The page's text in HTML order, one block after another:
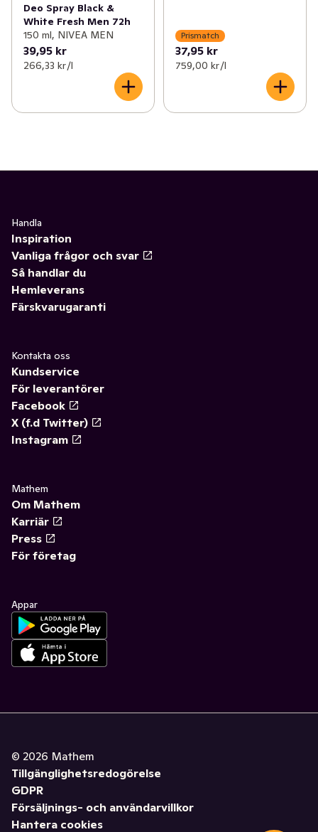
Deo Spray Black &
White Fresh Men 72h
150 ml, NIVEA MEN
39,95 kr
266,33 kr /l
Prismatch
37,95 kr
759,00 kr /l
Handla
Inspiration
Vanliga frågor och svar
Så handlar du
Hemleverans
Färskvarugaranti
Kontakta oss
Kundservice
För leverantörer
Facebook
X (f.d Twitter)
Instagram
Mathem
Om Mathem
Karriär
Press
För företag
Appar
© 2026 Mathem
Tillgänglighetsredogörelse
GDPR
Försäljnings- och användarvillkor
Hantera cookies